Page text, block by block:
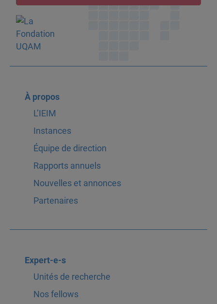
À propos
L’IEIM
Instances
Équipe de direction
Rapports annuels
Nouvelles et annonces
Partenaires
Expert-e-s
Unités de recherche
Nos fellows